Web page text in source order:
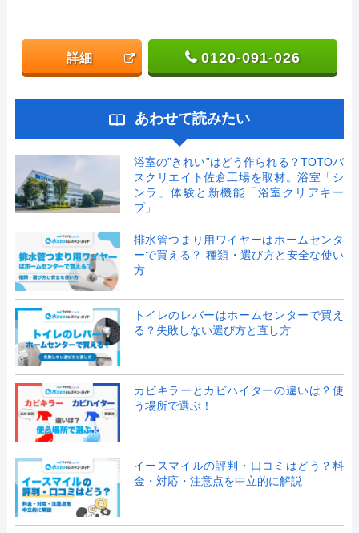
詳細 0120-091-026
あわせて読みたい
浴室の”きれい”はどう作られる？TOTOバ
スクリエイト佐倉工場を取材。浴室「シ
ンラ」体験と新機能「浴室クリアキー
プ」
排水管つまり用ワイヤーはホームセンタ
ーで買える？ 種類・選び方と安全な使い
方
トイレのレバーはホームセンターで買え
る？失敗しない選び方と直し方
カビキラーとカビハイターの違いは？使
う場所で選ぶ！
イースマイルの評判・口コミはどう？料
金・対応・注意点を中立的に解説